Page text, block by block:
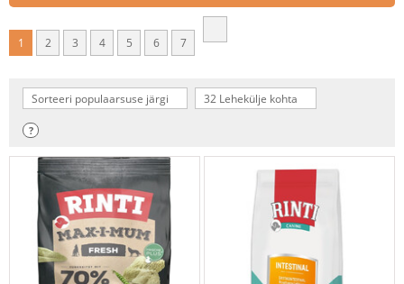
1 2 3 4 5 6 7
Sorteeri populaarsuse järgi 32 Lehekülje kohta
?